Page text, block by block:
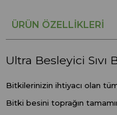
ÜRÜN ÖZELLIKLERI
Ultra Besleyici Sıvı
Bitkilerinizin ihtiyacı olan
Bitki besini toprağın